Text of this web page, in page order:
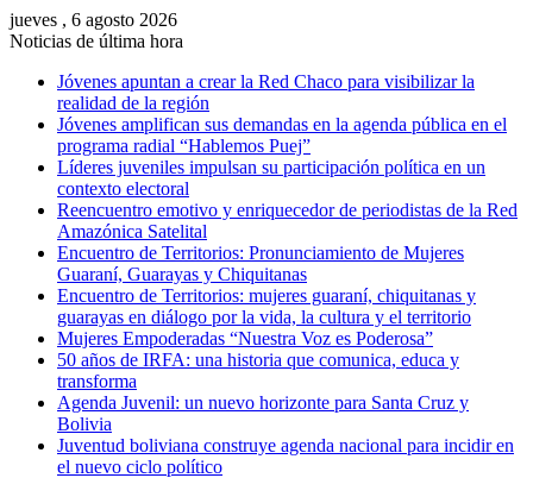
jueves , 6 agosto 2026
Noticias de última hora
Jóvenes apuntan a crear la Red Chaco para visibilizar la
realidad de la región
Jóvenes amplifican sus demandas en la agenda pública en el
programa radial “Hablemos Puej”
Líderes juveniles impulsan su participación política en un
contexto electoral
Reencuentro emotivo y enriquecedor de periodistas de la Red
Amazónica Satelital
Encuentro de Territorios: Pronunciamiento de Mujeres
Guaraní, Guarayas y Chiquitanas
Encuentro de Territorios: mujeres guaraní, chiquitanas y
guarayas en diálogo por la vida, la cultura y el territorio
Mujeres Empoderadas “Nuestra Voz es Poderosa”
50 años de IRFA: una historia que comunica, educa y
transforma
Agenda Juvenil: un nuevo horizonte para Santa Cruz y
Bolivia
Juventud boliviana construye agenda nacional para incidir en
el nuevo ciclo político